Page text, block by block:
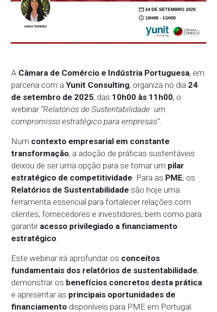
A Câmara de Comércio e Indústria Portuguesa, em
parceria com aYunit Consulting, organiza no dia 24
de setembro de 2025, das 10h00 às 11h00, o
webinar “Relatórios de Sustentabilidade: um
compromisso estratégico para empresas”.
Num contexto empresarial em constante
transformação, a adoção de práticas sustentáveis
deixou de ser uma opção para se tornar um pilar
estratégico de competitividade . Para as PME, os
Relatórios de Sustentabilidade são hoje uma
ferramenta essencial para fortalecer relações com
clientes, fornecedores e investidores, bem como para
garantir acesso privilegiado a financiamento
estratégico
Este webinar irá aprofundar os conceitos
fundamentais dos relatórios de sustentabilidade,
demonstrar os benefícios concretos desta prática
e apresentar as principais oportunidades de
financiamento disponíveis para PME em Portugal.